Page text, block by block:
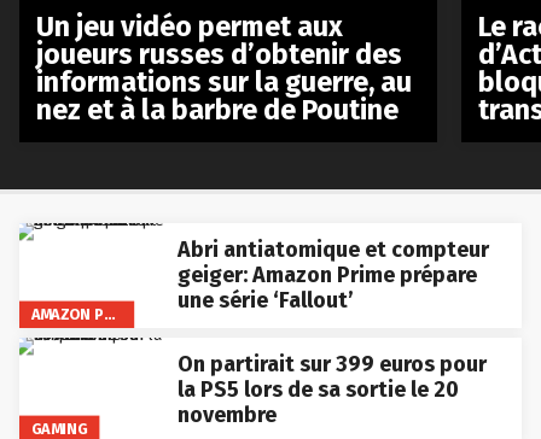
AMAZON PRIME VIDEO
Abri antiatomique et compteur
geiger: Amazon Prime prépare
une série ‘Fallout’
GAMING
On partirait sur 399 euros pour
la PS5 lors de sa sortie le 20
novembre
Un jeu vidéo permet aux
joueurs russes d’obtenir des
informations sur la guerre, au
nez et à la barbre de Poutine
Le